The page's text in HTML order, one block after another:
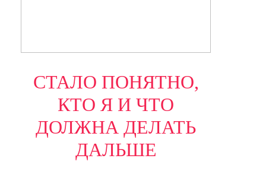
СТАЛО ПОНЯТНО,
КТО Я И ЧТО
ДОЛЖНА ДЕЛАТЬ
ДАЛЬШЕ